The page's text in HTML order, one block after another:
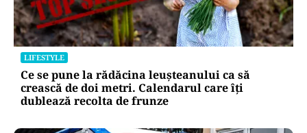
LIFESTYLE
Ce se pune la rădăcina leușteanului ca să
crească de doi metri. Calendarul care îți
dublează recolta de frunze